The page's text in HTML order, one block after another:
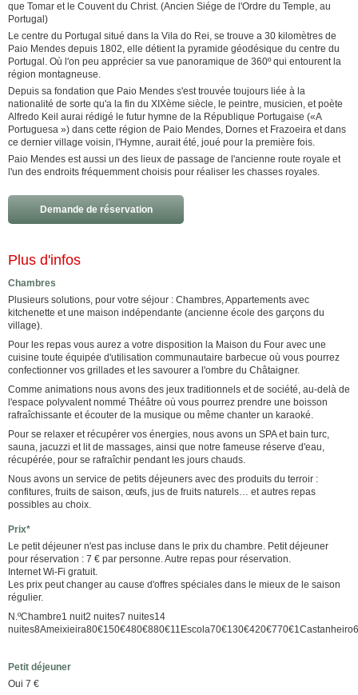
que Tomar et le Couvent du Christ. (Ancien Siége de l'Ordre du Temple, au
Portugal)
Le centre du Portugal situé dans la Vila do Rei, se trouve a 30 kilomètres de
Paio Mendes depuis 1802, elle détient la pyramide géodésique du centre du
Portugal. Où l'on peu apprécier sa vue panoramique de 360º qui entourent la
région montagneuse.
Depuis sa fondation que Paio Mendes s'est trouvée toujours liée à la
nationalité de sorte qu'a la fin du XIXème siècle, le peintre, musicien, et poète
Alfredo Keil aurai rédigé le futur hymne de la République Portugaise («A
Portuguesa ») dans cette région de Paio Mendes, Dornes et Frazoeira et dans
ce dernier village voisin, l'Hymne, aurait été, joué pour la première fois.
Paio Mendes est aussi un des lieux de passage de l'ancienne route royale et
l'un des endroits fréquemment choisis pour réaliser les chasses royales.
Demande de réservation
Plus d'infos
Chambres
Plusieurs solutions, pour votre séjour : Chambres, Appartements avec
kitchenette et une maison indépendante (ancienne école des garçons du
village).
Pour les repas vous aurez a votre disposition la Maison du Four avec une
cuisine toute équipée d'utilisation communautaire barbecue où vous pourrez
confectionner vos grillades et les savourer a l'ombre du Châtaigner.
Comme animations nous avons des jeux traditionnels et de société, au-delà de
l'espace polyvalent nommé Théâtre où vous pourrez prendre une boisson
rafraîchissante et écouter de la musique ou même chanter un karaoké.
Pour se relaxer et récupérer vos énergies, nous avons un SPA et bain turc,
sauna, jacuzzi et lit de massages, ainsi que notre fameuse réserve d'eau,
récupérée, pour se rafraîchir pendant les jours chauds.
Nous avons un service de petits déjeuners avec des produits du terroir :
confitures, fruits de saison, œufs, jus de fruits naturels… et autres repas
possibles au choix.
Prix*
Le petit déjeuner n'est pas incluse dans le prix du chambre. Petit déjeuner
pour réservation : 7 € par personne. Autre repas pour réservation.
Internet Wi-Fi gratuit.
Les prix peut changer au cause d'offres spéciales dans le mieux de le saison
régulier.
N.ºChambre1 nuit2 nuites7 nuites14
Petit déjeuner
Oui 7 €